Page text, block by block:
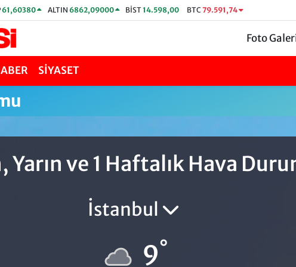
61,60380 ALTIN 6862,09000 BİST14.598,00 BTC 79.591,74
Foto
SİYASET
Yarın ve 1 Haftalık Hava
İstanbul
9°